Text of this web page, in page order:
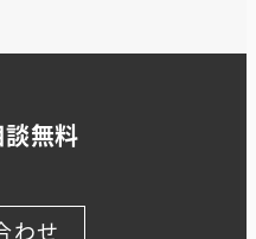
無料
わせ